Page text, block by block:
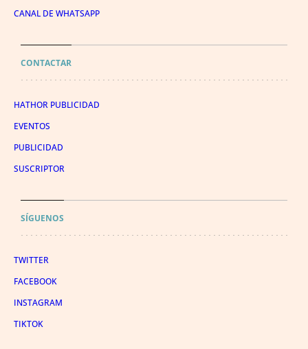
CANAL DE WHATSAPP
CONTACTAR
HATHOR PUBLICIDAD
EVENTOS
PUBLICIDAD
SUSCRIPTOR
SÍGUENOS
TWITTER
FACEBOOK
INSTAGRAM
TIKTOK